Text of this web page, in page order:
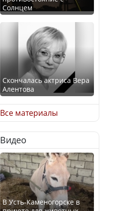
Солнцем
Скончалась актриса Вера
Алентова
В РФ вынесен заочный
приговор по уголовному
делу об убийстве Игоря
Талькова
Все материалы
Видео
В Усть-Каменогорске в